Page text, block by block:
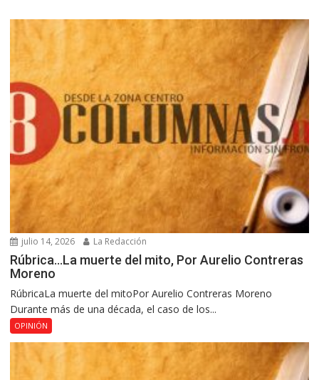
julio 14, 2026 La Redacción
Rúbrica…La muerte del mito, Por Aurelio Contreras
Moreno
RúbricaLa muerte del mitoPor Aurelio Contreras Moreno
Durante más de una década, el caso de los...
OPINIÓN